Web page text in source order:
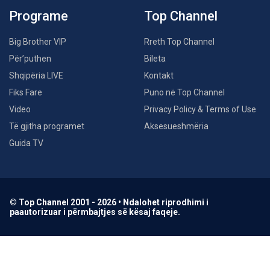
Programe
Big Brother VIP
Për’puthen
Shqipëria LIVE
Fiks Fare
Video
Të gjitha programet
Guida TV
Top Channel
Rreth Top Channel
Bileta
Kontakt
Puno në Top Channel
Privacy Policy & Terms of Use
Aksesueshmëria
© Top Channel 2001 - 2026 • Ndalohet riprodhimi i
paautorizuar i përmbajtjes së kësaj faqeje.